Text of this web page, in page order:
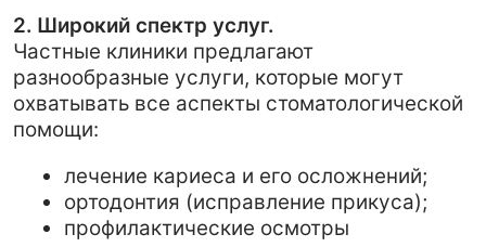
стоматолога и чистки;
эстетическая имплантология;
протезирование зубов и многое
другое.
Такойширокий спектр услуг стоматолога
необходимое в одном месте, что
увеличивает комфорт и уменьшает время
на поиск специалистов.